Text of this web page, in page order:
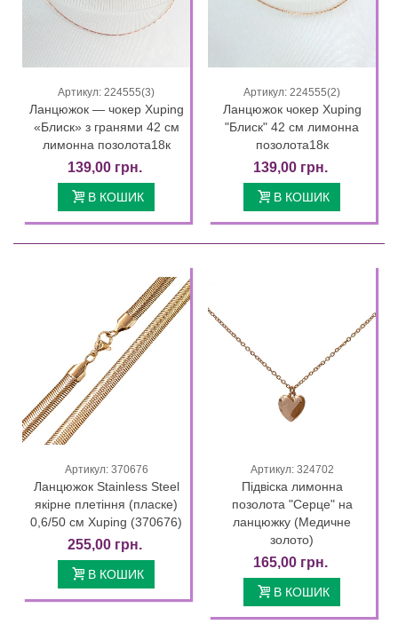
Артикул: 224555(3)
Ланцюжок — чокер Xuping
«Блиск» з гранями 42 см
лимонна позолота18к
139,00 грн.
В КОШИК
Артикул: 224555(2)
Ланцюжок чокер Xuping
"Блиск" 42 см лимонна
позолота18к
139,00 грн.
В КОШИК
Артикул: 370676
Ланцюжок Stainless Steel
якірне плетіння (пласке)
0,6/50 см Xuping (370676)
255,00 грн.
В КОШИК
Артикул: 324702
Підвіска лимонна
позолота "Серце" на
ланцюжку (Медичне
золото)
165,00 грн.
В КОШИК